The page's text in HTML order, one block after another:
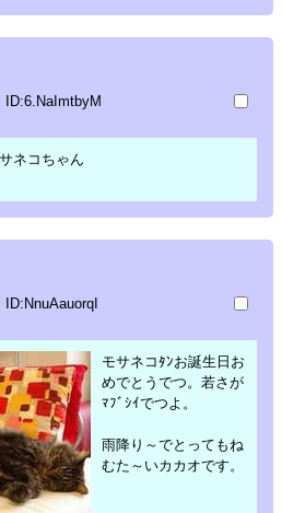
ID:6.NaImtbyM
ネコちゃん
ID:NnuAauorqI
モサネコﾀﾝお誕生日お
めでとうでつ。若さが
ﾏﾌﾞｼｲでつよ。
雨降り～でとってもね
むた～いカカオです。